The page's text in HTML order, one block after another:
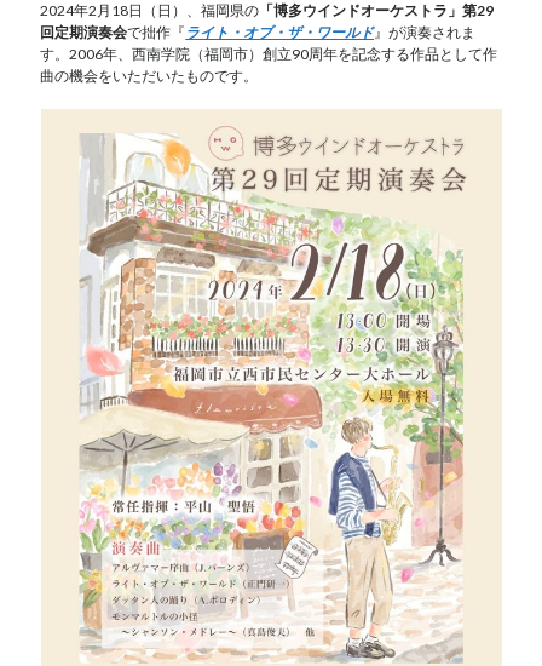
2024年2月18日（日）、福岡県の 「博多ウインドオーケストラ」第29
回定期演奏会で拙作『 ライト・オブ・ザ・ワールド』が演奏されま
す。2006年、西南学院（福岡市）創立90周年を記念する作品として作
曲の機会をいただいたものです。